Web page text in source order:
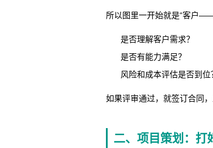
所以图里一开始就是“客户
是否理解客户需求？
是否有能力满足？
风险和成本评估是否到位
如果评审通过，就签订合同，
二、项目策划：打